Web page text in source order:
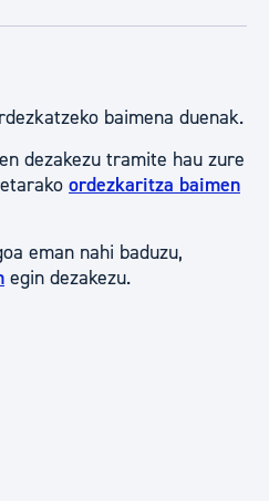
baimena duenak.
dezakezu tramite hau zure
ordezkaritza baimen
eman nahi baduzu,
egin dezakezu.